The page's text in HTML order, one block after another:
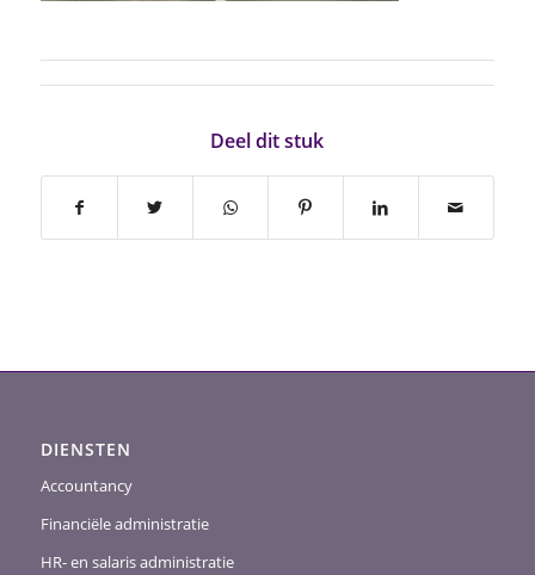
Deel dit stuk
DIENSTEN
Accountancy
Financiële administratie
HR- en salaris administratie